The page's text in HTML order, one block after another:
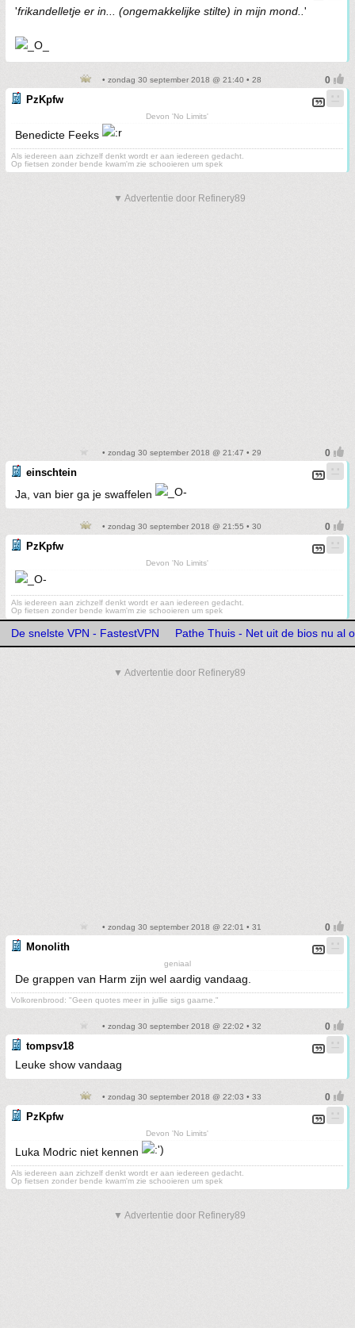
'frikandelletje er in... (ongemakkelijke stilte) in mijn mond..'
• zondag 30 september 2018 @ 21:40 • 28
PzKpfw
Devon 'No Limits'
Benedicte Feeks
Als iedereen aan zichzelf denkt wordt er aan iedereen gedacht.
Op fietsen zonder bende kwam'm zie schooieren um spek
▼ Advertentie door Refinery89
• zondag 30 september 2018 @ 21:47 • 29
einschtein
Ja, van bier ga je swaffelen
• zondag 30 september 2018 @ 21:55 • 30
PzKpfw
Devon 'No Limits'
Als iedereen aan zichzelf denkt wordt er aan iedereen gedacht.
Op fietsen zonder bende kwam'm zie schooieren um spek
De snelste VPN - FastestVPN Pathe Thuis - Net uit de bios nu al
▼ Advertentie door Refinery89
• zondag 30 september 2018 @ 22:01 • 31
Monolith
geniaal
De grappen van Harm zijn wel aardig vandaag.
Volkorenbrood: "Geen quotes meer in jullie sigs gaarne."
• zondag 30 september 2018 @ 22:02 • 32
tompsv18
Leuke show vandaag
• zondag 30 september 2018 @ 22:03 • 33
PzKpfw
Devon 'No Limits'
Luka Modric niet kennen
Als iedereen aan zichzelf denkt wordt er aan iedereen gedacht.
Op fietsen zonder bende kwam'm zie schooieren um spek
▼ Advertentie door Refinery89